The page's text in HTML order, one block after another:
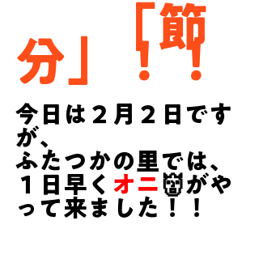
「節
分」！！
今日は２月２日です
が、
ふたつかの里では、
１日早く オニ 👹がや
って来ました！！